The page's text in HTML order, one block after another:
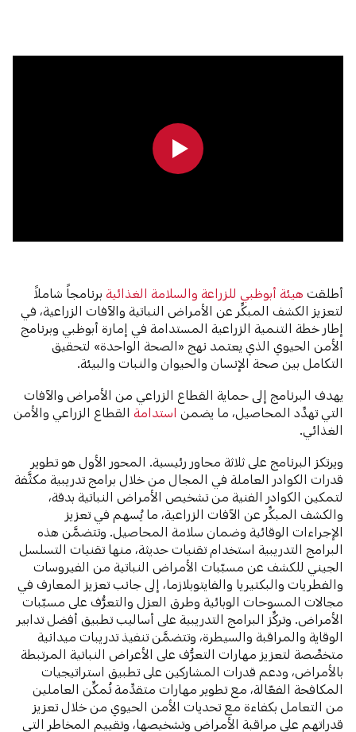
أطلقتهيئة أبوظبي للزراعة والسلامة الغذائيةبرنامجاً شاملاً
لتعزيز الكشف المبكِّر عن الأمراض النباتية والآفات الزراعية، في
إطار خطة التنمية الزراعية المستدامة في إمارة أبوظبي وبرنامج
الأمن الحيوي الذي يعتمد نهج «الصحة الواحدة» لتحقيق
التكامل بين صحة الإنسان والحيوان والنبات والبيئة.
يهدف البرنامج إلى حماية القطاع الزراعي من الأمراض والآفات
التي تهدِّد المحاصيل، ما يضمناستدامةالقطاع الزراعي والأمن
الغذائي.
ويرتكز البرنامج على ثلاثة محاور رئيسية. المحور الأول هو تطوير
قدرات الكوادر العاملة في المجال من خلال برامج تدريبية مكثَّفة
لتمكين الكوادر الفنية من تشخيص الأمراض النباتية بدقة،
والكشف المبكِّر عن الآفات الزراعية، ما يُسهم في تعزيز
الإجراءات الوقائية وضمان سلامة المحاصيل. وتتضمَّن هذه
البرامج التدريبية استخدام تقنيات حديثة، منها تقنيات التسلسل
الجيني للكشف عن مسبّبات الأمراض النباتية من الفيروسات
والفطريات والبكتيريا والفايتوبلازما، إلى جانب تعزيز المعارف في
مجالات المسوحات الوبائية وطرق العزل والتعرُّف على مسبّبات
الأمراض. وتركِّز البرامج التدريبية على أساليب تطبيق أفضل تدابير
الوقاية والمراقبة والسيطرة، وتتضمَّن تنفيذ تدريبات ميدانية
متخصِّصة لتعزيز مهارات التعرُّف على الأعراض النباتية المرتبطة
بالأمراض، ودعم قدرات المشاركين على تطبيق استراتيجيات
المكافحة الفعّالة، مع تطوير مهارات متقدِّمة تُمكِّن العاملين
من التعامل بكفاءة مع تحديات الأمن الحيوي من خلال تعزيز
قدراتهم على مراقبة الأمراض وتشخيصها، وتقييم المخاطر التي